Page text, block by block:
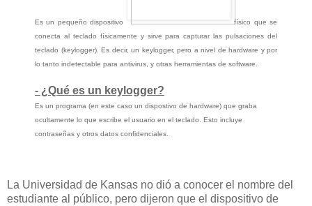
Es un pequeño dispositivo
físico que se
conecta al teclado físicamente y sirve para capturar las pulsaciones del
teclado (keylogger). Es decir, un keylogger, pero a nivel de hardware y por
lo tanto indetectable para antivirus, y otras herramientas de software.
- ¿Qué es un keylogger?
Es un programa (en este caso un dispostivo de hardware) que graba
ocultamente lo que escribe el usuario en el teclado. Esto incluye
contraseñas y otros datos confidenciales.
La Universidad de Kansas no dió a conocer el nombre del
estudiante al público, pero dijeron que el dispositivo de